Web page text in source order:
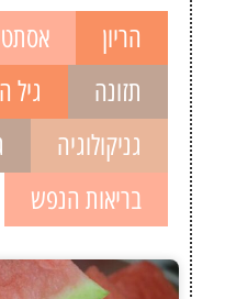
הריון
תזונה
גיל
גניקולוגיה
בריאות הנפש